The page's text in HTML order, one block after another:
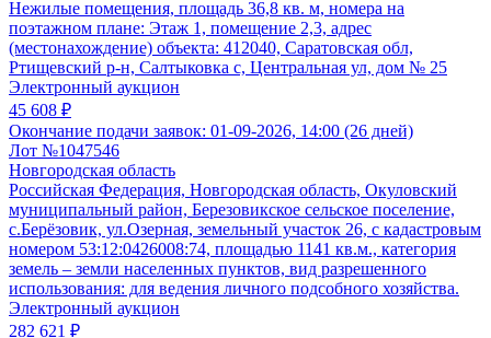
Нежилые помещения, площадь 36,8 кв. м, номера на
поэтажном плане: Этаж 1, помещение 2,3, адрес
(местонахождение) объекта: 412040, Саратовская обл,
Ртищевский р-н, Салтыковка с, Центральная ул, дом № 25
Электронный аукцион
45 608 ₽
Окончание подачи заявок: 01-09-2026, 14:00 (26 дней)
Лот №1047546
Новгородская область
Российская Федерация, Новгородская область, Окуловский
муниципальный район, Березовикское сельское поселение,
с.Берёзовик, ул.Озерная, земельный участок 26, с кадастровым
номером 53:12:0426008:74, площадью 1141 кв.м., категория
земель – земли населенных пунктов, вид разрешенного
использования: для ведения личного подсобного хозяйства.
Электронный аукцион
282 621 ₽